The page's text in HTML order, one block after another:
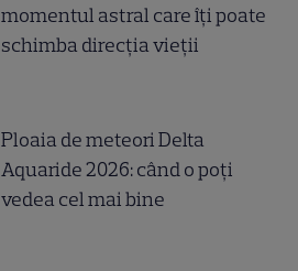
momentul astral care îți poate
schimba direcția vieții
Ploaia de meteori Delta
Aquaride 2026: când o poți
vedea cel mai bine